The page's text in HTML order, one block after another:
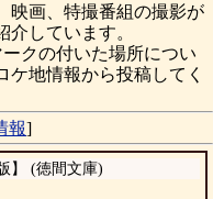
画、特撮番組の撮影が
しています。
クの付いた場所につい
地情報から投稿してく
報]
】 (徳間文庫)